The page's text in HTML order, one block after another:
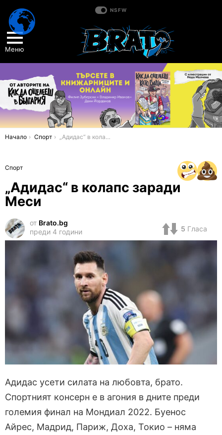
NSFW
Меню
You are here:
Начало Спорт „Адидас“ в колапс заради Меси
Спорт
„Адидас“ в колапс заради
Меси
от Brato.bg
преди 4 години
5 Гласа
Адидас усети силата на любовта, брато.
Спортният консерн е в агония в дните преди
големия финал на Мондиал 2022. Буенос
Айрес, Мадрид, Париж, Доха, Токио – няма